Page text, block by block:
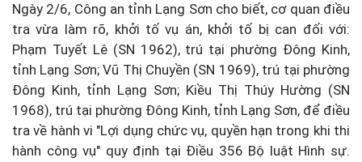
Ngày 2/6, Công an tỉnh Lạng Sơn cho biết, cơ quan điều
tra vừa làm rõ, khởi tố vụ án, khởi tố bị can đối với:
Phạm Tuyết Lê (SN 1962), trú tại phường Đông Kinh,
tỉnh Lạng Sơn; Vũ Thị Chuyền (SN 1969), trú tại phường
Đông Kinh, tỉnh Lạng Sơn; Kiều Thị Thúy Hường (SN
1968), trú tại phường Đông Kinh, tỉnh Lạng Sơn, để điều
tra về hành vi "Lợi dụng chức vụ, quyền hạn trong khi thi
hành công vụ" quy định tại Điều 356 Bộ luật Hình sự.